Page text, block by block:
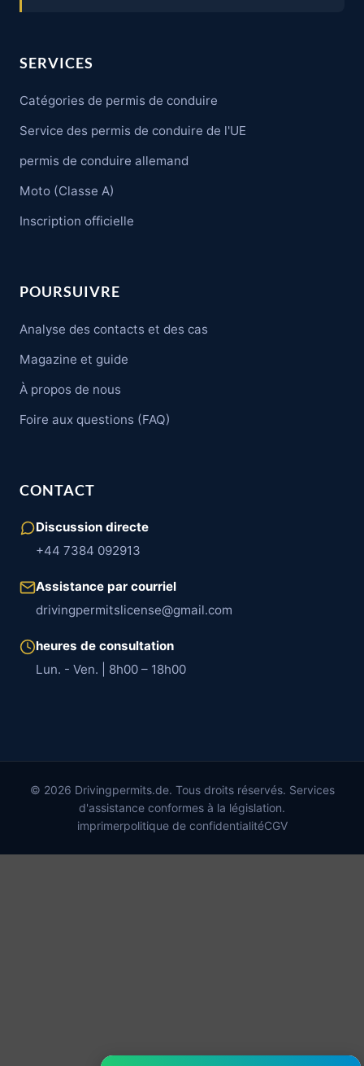
SERVICES
Catégories de permis de conduire
Service des permis de conduire de l'UE
permis de conduire allemand
Moto (Classe A)
Inscription officielle
POURSUIVRE
Analyse des contacts et des cas
Magazine et guide
À propos de nous
Foire aux questions (FAQ)
CONTACT
Discussion directe
+44 7384 092913
Assistance par courriel
drivingpermitslicense@gmail.com
heures de consultation
Lun. - Ven. | 8h00 – 18h00
© 2026 Drivingpermits.de. Tous droits réservés. Services
d'assistance conformes à la législation.
imprimerpolitique de confidentialitéCGV